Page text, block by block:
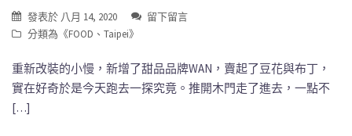
發表於 八月 14, 2020
留下留言
分類為《FOOD 、 Taipei》
重新改裝的小慢，新增了甜品品牌WAN，賣起了豆花與布丁，
實在好奇於是今天跑去一探究竟。推開木門走了進去，一點不
[…]